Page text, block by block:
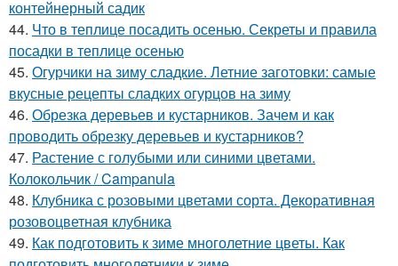
контейнерный садик
44. Что в теплице посадить осенью. Секреты и правила
посадки в теплице осенью
45. Огурчики на зиму сладкие. Летние заготовки: самые
вкусные рецепты сладких огурцов на зиму
46. Обрезка деревьев и кустарников. Зачем и как
проводить обрезку деревьев и кустарников?
47. Растение с голубыми или синими цветами.
Колокольчик / Campanula
48. Клубника с розовыми цветами сорта. Декоративная
розовоцветная клубника
49. Как подготовить к зиме многолетние цветы. Как